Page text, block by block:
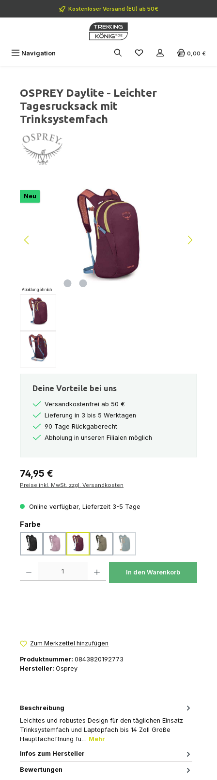
Zum Hauptinhalt springenKostenloser Versand (EU) ab 50€
Navigation 0,00 €
OSPREY Daylite - Leichter
Tagesrucksack mit
Trinksystemfach
Bildergalerie überspringen
Neu
Abbildung ähnlich
Deine Vorteile bei uns
Versandkostenfrei ab 50 €
Lieferung in 3 bis 5 Werktagen
90 Tage Rückgaberecht
Abholung in unseren Filialen möglich
Regulärer Preis:
74,95 €
Preise inkl. MwSt. zzgl. Versandkosten
Online verfügbar, Lieferzeit 3-5 Tage
Farbeauswählen
black iris pink moody burgundy
tan concretetorrent blue
(Diese Option ist zurzeit nicht
In den Warenkorb
Zum Merkzettel hinzufügen
Produktnummer: 0843820192773
Hersteller: Osprey
Beschreibung
Leichtes und robustes Design für den täglichen Einsatz
Trinksystemfach und Laptopfach bis 14 Zoll Große
Hauptfachöffnung fü… Mehr
Infos zum Hersteller
Bewertungen